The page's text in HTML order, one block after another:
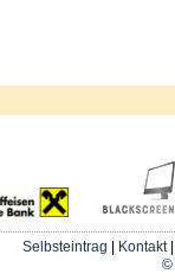
Selbsteintrag Kontakt
©